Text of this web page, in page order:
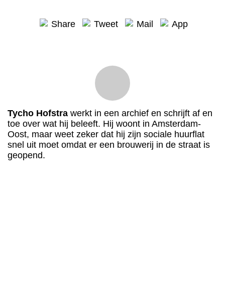
Share Tweet Mail App
Tycho Hofstra werkt in een archief en schrijft af en
toe over wat hij beleeft. Hij woont in Amsterdam-
Oost, maar weet zeker dat hij zijn sociale huurflat
snel uit moet omdat er een brouwerij in de straat is
geopend.